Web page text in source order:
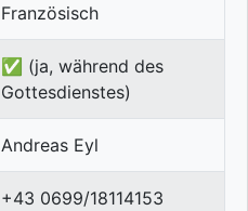
Französisch
✅ (ja, während des
Gottesdienstes)
Andreas Eyl
+43 0699/18114153